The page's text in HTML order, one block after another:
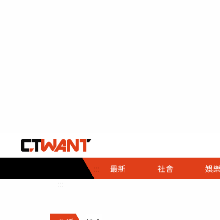
::: 最新 社會
社會首頁
時事
調查
娛樂
娛樂首頁
即時
財經首頁
熱線
政